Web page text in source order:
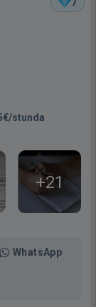
stunda
+21
WhatsApp